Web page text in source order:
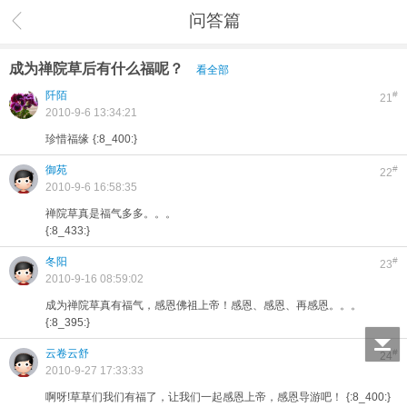
问答篇
成为禅院草后有什么福呢？ 看全部
21#
阡陌
2010-9-6 13:34:21
珍惜福缘 {:8_400:}
22#
御苑
2010-9-6 16:58:35
禅院草真是福气多多。。。
{:8_433:}
23#
冬阳
2010-9-16 08:59:02
成为禅院草真有福气，感恩佛祖上帝！感恩、感恩、再感恩。。。
{:8_395:}
24#
云卷云舒
2010-9-27 17:33:33
啊呀!草草们我们有福了，让我们一起感恩上帝，感恩导游吧！
{:8_400:}